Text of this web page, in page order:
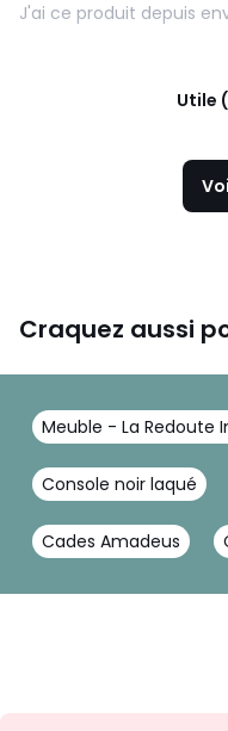
J'ai ce produit depuis
Utile
Craquez aussi
Meuble - La Redoute
Console noir laqué
Cades Amadeus